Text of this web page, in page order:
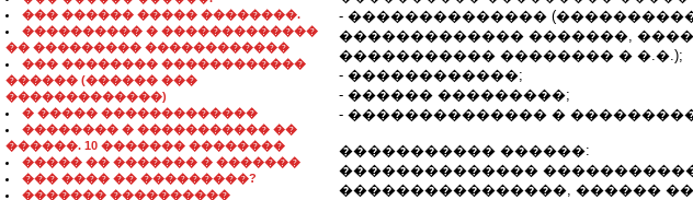
��� ������ ����� ��������.
���������� � �������������
�� ��������� ������������
��� �������� ������������
������ (������ ���
�������������)
� ����� �������������
�������� � ����������� ��
������. 10 ������� ��������
����� �� ������� � �������
��� ���� �� ���������?
������� ����������
- ��������������
������������� �������,
����������� �������� � �.�.);
- ������������;
- ������ ���������;
- �������������� �
����������� ������:
��������������
����������������, ������